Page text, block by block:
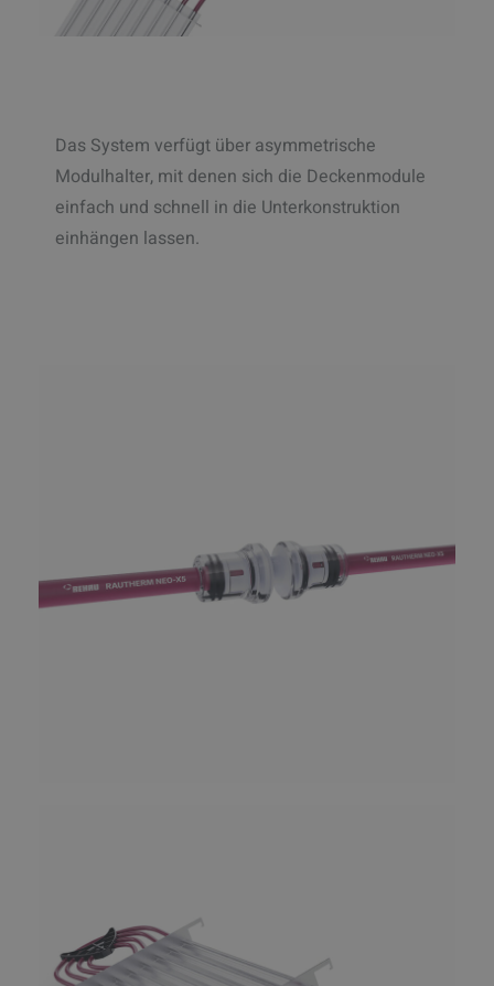
Das System verfügt über asymmetrische
Modulhalter, mit denen sich die Deckenmodule
einfach und schnell in die Unterkonstruktion
einhängen lassen.